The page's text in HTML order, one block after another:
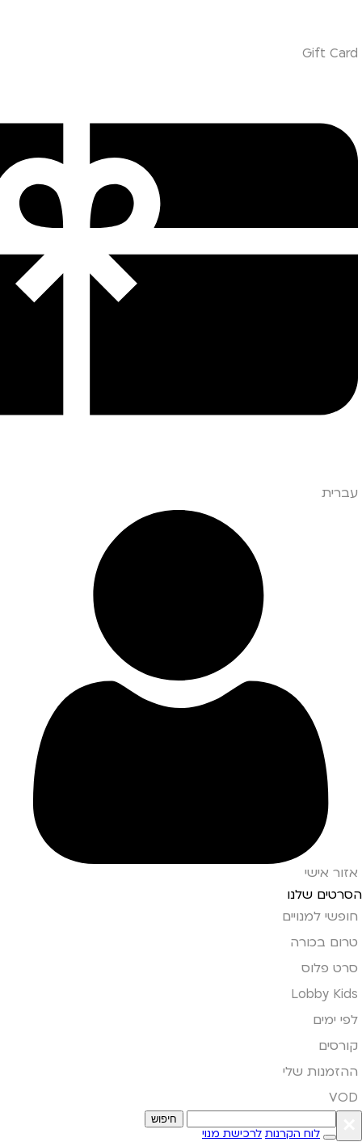
Gift Card
עברית
אזור אישי
הסרטים שלנו
חופשי למנויים
טרום בכורה
סרט פלוס
Lobby Kids
לפי ימים
קורסים
ההזמנות שלי
VOD
חיפוש
לוח הקרנות לרכישת מנוי